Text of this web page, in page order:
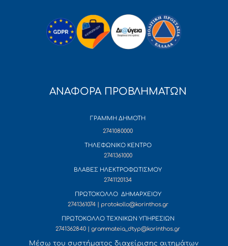
ΑΝΑΦΟΡΑ ΠΡΟΒΛΗΜΑΤΩΝ
ΓΡΑΜΜΗ ΔΗΜΟΤΗ
2741080000
ΤΗΛΕΦΩΝΙΚΟ ΚΕΝΤΡΟ
2741361000
ΒΛΑΒΕΣ ΗΛΕΚΤΡΟΦΩΤΙΣΜΟΥ
2741120134
ΠΡΩΤΟΚΟΛΛΟ ΔΗΜΑΡΧΕΙΟΥ
2741361074 | protokollo@korinthos.gr
ΠΡΩΤΟΚΟΛΛΟ ΤΕΧΝΙΚΩΝ ΥΠΗΡΕΣΙΩΝ
2741362840 | grammateia_dtyp@korinthos.gr
Mέσω του συστήματος διαχείρισης αιτημάτων